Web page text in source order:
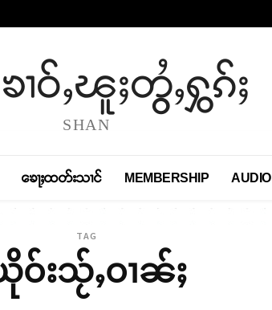
ၢဝ်ႇၽူႈတွႆႇႁွၵ်ႈ
SHAN
ၶေႃႈထတ်းသၢင် MEMBERSHIP AUDIO
TAG
ဝ်းသႂ်ႇဝၢၼ်ႈ